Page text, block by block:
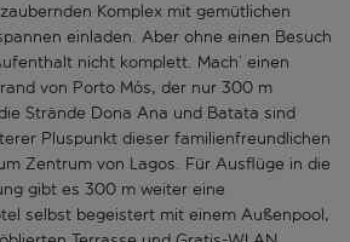
Komplex mit gemütlichen
einladen. Aber ohne einen Besuch
nicht komplett. Mach’ einen
von Porto Mós, der nur 300 m
Strände Dona Ana und Batata sind
Pluspunkt dieser familienfreundlichen
Zentrum von Lagos. Für Ausflüge in die
gibt es 300 m weiter eine
selbst begeistert mit einem Außenpool,